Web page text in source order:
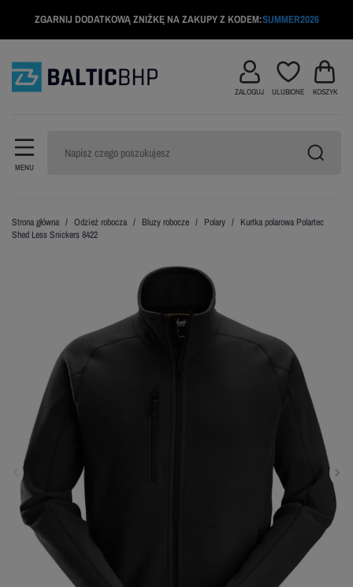
ZGARNIJ DODATKOWĄ ZNIŻKĘ NA ZAKUPY Z KODEM:SUMMER2026
MENU
ZALOGUJ ULUBIONE KOSZYK
Strona główna Odzież robocza Bluzy robocze Polary
Kurtka polarowa Polartec
Shed Less Snickers 8422